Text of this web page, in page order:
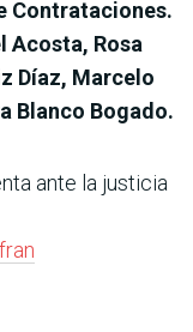
Contrataciones.
Acosta, Rosa
Díaz, Marcelo
Blanco Bogado.
ante la justicia